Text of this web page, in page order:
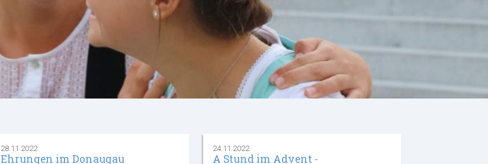
28.11.2022
Ehrungen im Donaugau
24.11.2022
A Stund im Advent -